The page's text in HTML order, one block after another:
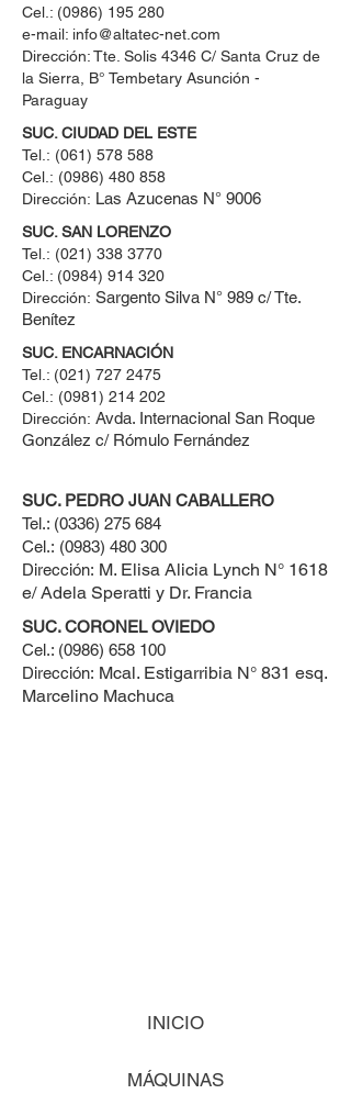
Cel.: (0986) 195 280
e-mail: info@altatec-net.com
Dirección: Tte. Solis 4346 C/ Santa Cruz de
la Sierra, B° Tembetary Asunción -
Paraguay
SUC. CIUDAD DEL ESTE
Tel.: (061) 578 588
Cel.: (0986) 480 858
Dirección: Las Azucenas N° 9006
SUC. SAN LORENZO
Tel.: (021) 338 3770
Cel.: ​(0984) 914 320
Dirección: Sargento Silva N° 989 c/ Tte.
Benítez
SUC. ENCARNACIÓN
Tel.: (021) 727 2475
Cel.: (0981) 214 202
Dirección: Avda. Internacional San Roque
González c/ Rómulo Fernández
SUC. PEDRO JUAN CABALLERO
Tel.: (0336) 275 684
Cel.: (0983) 480 300
Dirección: M. Elisa Alicia Lynch N° 1618
e/ Adela Speratti y Dr. Francia
SUC. CORONEL OVIEDO
Cel.: (0986) 658 100
Dirección: Mcal. Estigarribia N° 831 esq.
Marcelino Machuca
INICIO
MÁQUINAS